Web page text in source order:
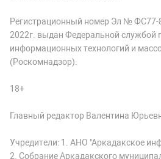
Регистрационный номер Эл № ФС77-
2022г. выдан Федеральной службой
информационных технологий и
(Роскомнадзор).
18+
Главный редактор Валентина
Учредители: 1. АНО "Аркадакское
2. Собрание Аркадакского